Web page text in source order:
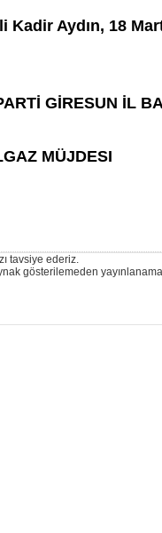
Kadir Aydın, 18
GİRESUN İL
MÜJDESI
tavsiye ederiz.
gösterilemeden